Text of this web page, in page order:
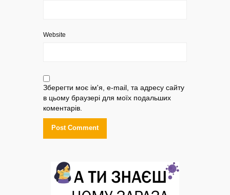
Website
Зберегти моє ім'я, e-mail, та адресу сайту
в цьому браузері для моїх подальших
коментарів.